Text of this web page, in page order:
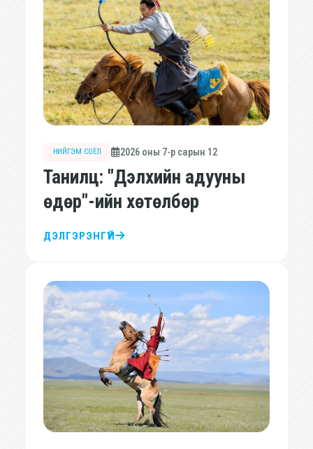
НИЙГЭМ СОЁЛ 2026 оны 7-р сарын 12
Танилц: "Дэлхийн адууны
өдөр"-ийн хөтөлбөр
ДЭЛГЭРЭНГҮЙ